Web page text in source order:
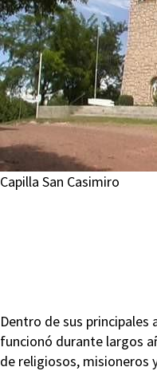
Capilla San Casimiro
Dentro de sus
funcionó durante largos
de religiosos, misioneros